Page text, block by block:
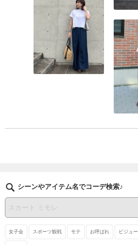
シーンやアイテム名でコーデ検索♪
女子会 スポーツ観戦 モテ お呼ばれ ビジュー